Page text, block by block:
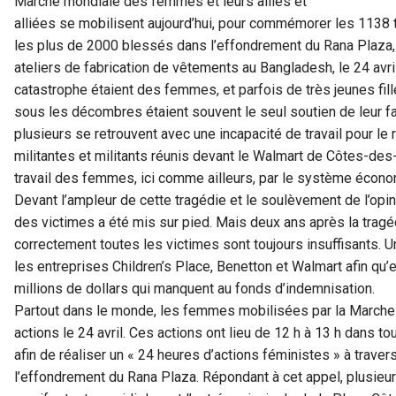
alliées se mobilisent aujourd’hui, pour commémorer les
les plus de 2000 blessés dans l’effondrement du Rana
ateliers de fabrication de vêtements au Bangladesh, le 24
catastrophe étaient des femmes, et parfois de très jeunes
sous les décombres étaient souvent le seul soutien de leur
plusieurs se retrouvent avec une incapacité de travail pour le
militantes et militants réunis devant le Walmart de Côtes-
travail des femmes, ici comme ailleurs, par le système
Devant l’ampleur de cette tragédie et le soulèvement de
des victimes a été mis sur pied. Mais deux ans après la
correctement toutes les victimes sont toujours insuffisants.
les entreprises Children’s Place, Benetton et Walmart afin
millions de dollars qui manquent au fonds d’indemnisation.
Partout dans le monde, les femmes mobilisées par la
actions le 24 avril. Ces actions ont lieu de 12 h à 13 h dans
afin de réaliser un « 24 heures d’actions féministes » à
l’effondrement du Rana Plaza. Répondant à cet appel,